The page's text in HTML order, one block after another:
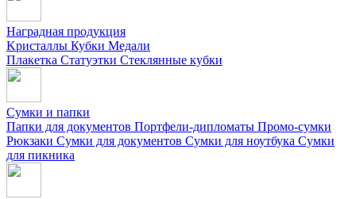
Наградная продукция
Kристаллы Кубки Медали
Плакетка Статуэтки Стеклянные кубки
Сумки и папки
Папки для документов Портфели-дипломаты Промо-сумки
Рюкзаки Сумки для документов Сумки для ноутбука Сумки
для пикника